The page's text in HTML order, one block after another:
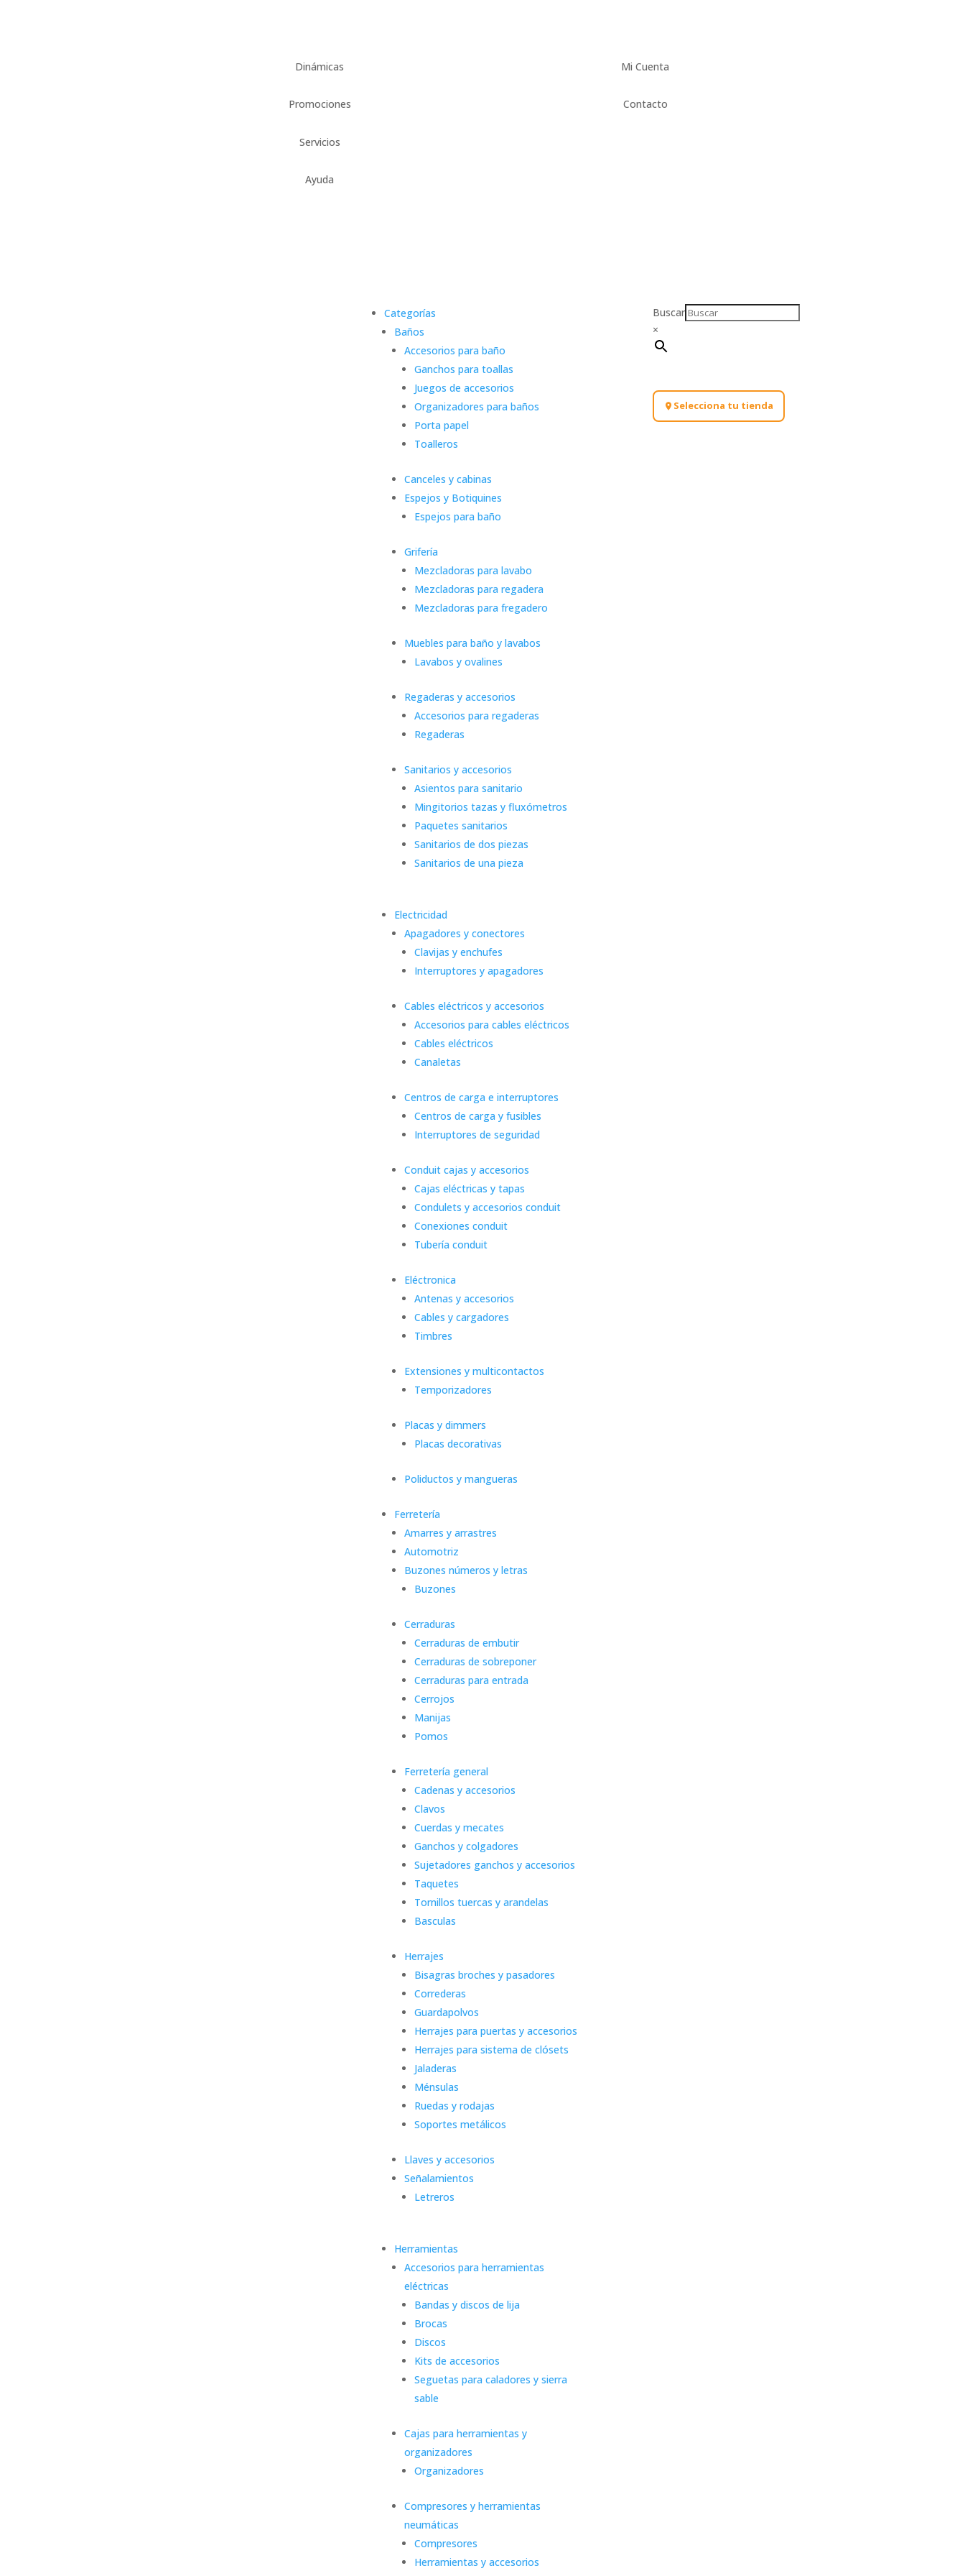
Dinámicas
Promociones
Servicios
Ayuda
Mi Cuenta
Contacto
Categorías
Baños
Accesorios para baño
Ganchos para toallas
Juegos de accesorios
Organizadores para baños
Porta papel
Toalleros
Canceles y cabinas
Espejos y Botiquines
Espejos para baño
Grifería
Mezcladoras para lavabo
Mezcladoras para regadera
Mezcladoras para fregadero
Muebles para baño y lavabos
Lavabos y ovalines
Regaderas y accesorios
Accesorios para regaderas
Regaderas
Sanitarios y accesorios
Asientos para sanitario
Mingitorios tazas y fluxómetros
Paquetes sanitarios
Sanitarios de dos piezas
Sanitarios de una pieza
Electricidad
Apagadores y conectores
Clavijas y enchufes
Interruptores y apagadores
Cables eléctricos y accesorios
Accesorios para cables eléctricos
Cables eléctricos
Canaletas
Centros de carga e interruptores
Centros de carga y fusibles
Interruptores de seguridad
Conduit cajas y accesorios
Cajas eléctricas y tapas
Condulets y accesorios conduit
Conexiones conduit
Tubería conduit
Eléctronica
Antenas y accesorios
Cables y cargadores
Timbres
Extensiones y multicontactos
Temporizadores
Placas y dimmers
Placas decorativas
Poliductos y mangueras
Ferretería
Amarres y arrastres
Automotriz
Buzones números y letras
Buzones
Cerraduras
Cerraduras de embutir
Cerraduras de sobreponer
Cerraduras para entrada
Cerrojos
Manijas
Pomos
Ferretería general
Cadenas y accesorios
Clavos
Cuerdas y mecates
Ganchos y colgadores
Sujetadores ganchos y accesorios
Taquetes
Tornillos tuercas y arandelas
Basculas
Herrajes
Bisagras broches y pasadores
Correderas
Guardapolvos
Herrajes para puertas y accesorios
Herrajes para sistema de clósets
Jaladeras
Ménsulas
Ruedas y rodajas
Soportes metálicos
Llaves y accesorios
Señalamientos
Letreros
Herramientas
Accesorios para herramientas
eléctricas
Bandas y discos de lija
Brocas
Discos
Kits de accesorios
Seguetas para caladores y sierra
sable
Cajas para herramientas y
organizadores
Organizadores
Compresores y herramientas
neumáticas
Compresores
Herramientas y accesorios
Buscar
×
Selecciona tu tienda